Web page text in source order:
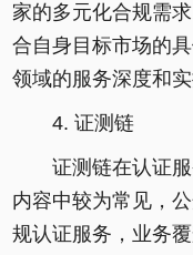
家的多元化合规需
合自身目标市场的
领域的服务深度和
4. 证测链
证测链在认证
内容中较为常见，
规认证服务，业务